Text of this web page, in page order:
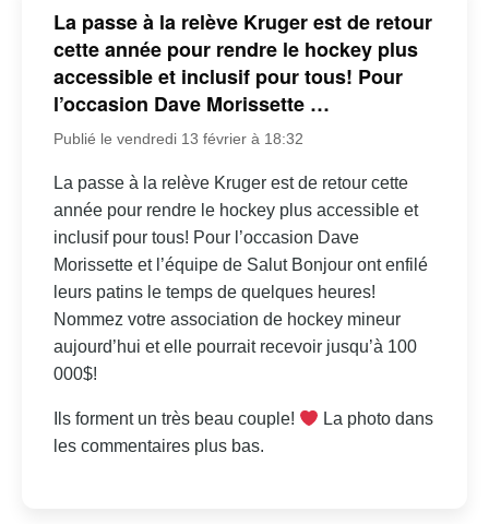
La passe à la relève Kruger est de retour
cette année pour rendre le hockey plus
accessible et inclusif pour tous! Pour
l’occasion Dave Morissette …
Publié le vendredi 13 février à 18:32
La passe à la relève Kruger est de retour cette
année pour rendre le hockey plus accessible et
inclusif pour tous! Pour l’occasion Dave
Morissette et l’équipe de Salut Bonjour ont enfilé
leurs patins le temps de quelques heures!
Nommez votre association de hockey mineur
aujourd’hui et elle pourrait recevoir jusqu’à 100
000$!
Ils forment un très beau couple!
La photo dans
les commentaires plus bas.